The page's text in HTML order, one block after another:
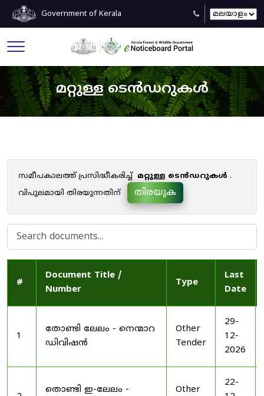
Government of Kerala
മറ്റുള്ള ടെൻഡറുകൾ
സമീപകാലത്ത് പ്രസിദ്ധീകരിച്ച് മറ്റുള്ള ടെൻഡറുകൾ .
വിപുലമായി തിരയുന്നതിന്
തിരയുക
#
Document Title /
Number
Type
Last
Date
1
തോണ്ടി ലേലം - നെന്മാറ
ഡിവിഷൻ
Other
Tender
29-
12-
2026
തൊണ്ടി ഇ-ലേലം -
Other
22-